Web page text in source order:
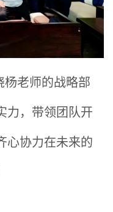
老师的战略部
力，带领团队开
心协力在未来的